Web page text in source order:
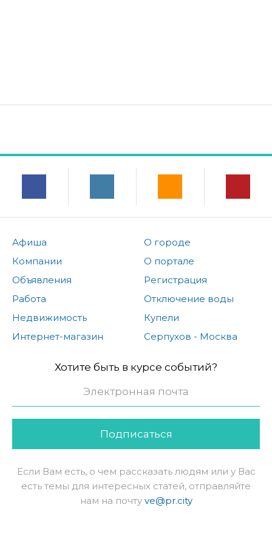
Афиша
Компании
Объявления
Работа
Недвижимость
Интернет-магазин
О городе
О портале
Регистрация
Отключение воды
Купели
Серпухов - Москва
Хотите быть в курсе событий?
Подписаться
Если Вам есть, о чем рассказать людям или у Вас
есть темы для интересных статей, отправляйте
нам на почту ve@pr.city